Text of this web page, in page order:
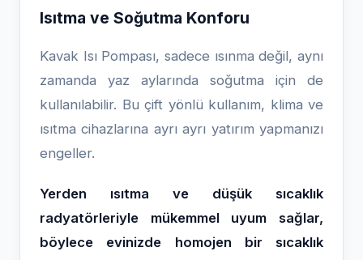
Isıtma ve Soğutma Konforu
Kavak Isı Pompası, sadece ısınma değil, aynı
zamanda yaz aylarında soğutma için de
kullanılabilir. Bu çift yönlü kullanım, klima ve
ısıtma cihazlarına ayrı ayrı yatırım yapmanızı
engeller.
Yerden ısıtma ve düşük sıcaklık
radyatörleriyle mükemmel uyum sağlar,
böylece evinizde homojen bir sıcaklık